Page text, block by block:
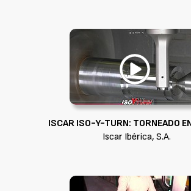
ISCAR ISO-Y-TURN: TORNEADO EN
Iscar Ibérica, S.A.